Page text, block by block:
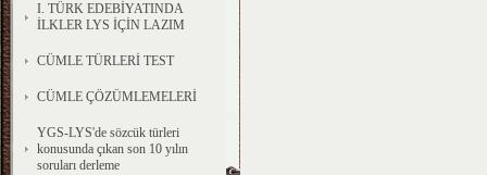
I. TÜRK EDEBİYATINDA
İLKLER LYS İÇİN LAZIM
CÜMLE TÜRLERİ TEST
CÜMLE ÇÖZÜMLEMELERİ
YGS-LYS'de sözcük türleri
konusunda çıkan son 10 yılın
soruları derleme